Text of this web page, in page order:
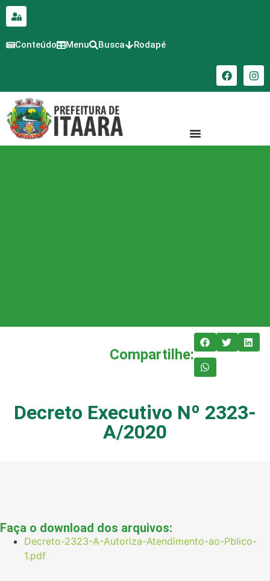
conteúdo
Conteúdo Menu Busca Rodapé
Compartilhe:
Decreto Executivo Nº 2323-
A/2020
Faça o download dos arquivos:
Decreto-2323-A-Autoriza-Atendimento-ao-Pblico-
1.pdf